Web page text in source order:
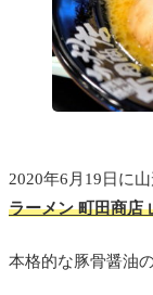
2020年6月19日に
ラーメン 町田商店
本格的な豚骨醤油